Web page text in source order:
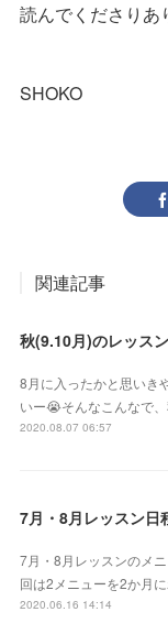
読んでくださり
SHOKO
関連記事
秋(9.10月)のレッス
8月に入ったかと思いき
いー😭そんなこんなで
2020.08.07 06:57
7月・8月レッスン日
7月・8月レッスンのメ
回は2メニューを2か月
2020.06.16 14:14